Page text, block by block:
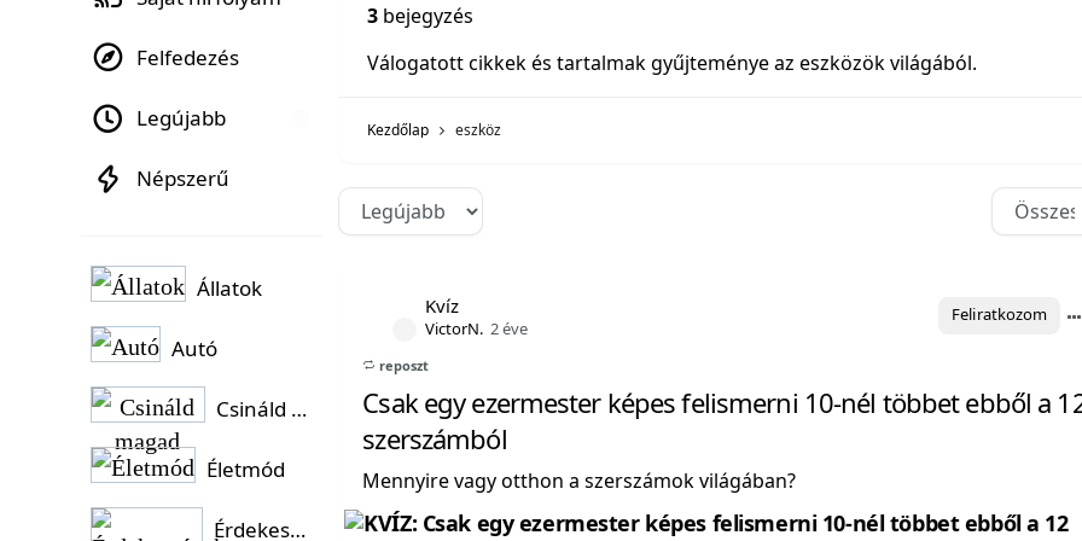
3 bejegyzés
Válogatott cikkek és tartalmak gyűjteménye az eszközök világából.
Kezdőlap eszköz
Kvíz
VictorN. 2 éve
Feliratkozom
Csak egy ezermester képes felismerni 10-nél többet ebből a
szerszámból
reposzt
Mennyire vagy otthon a szerszámok világában?
Felfedezés
Legújabb
Népszerű
Állatok
Autó
Csináld magad
Életmód
Érdekességek